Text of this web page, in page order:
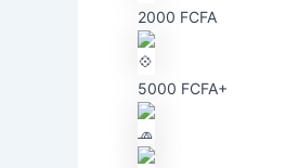
2000 FCFA
5000 FCFA+